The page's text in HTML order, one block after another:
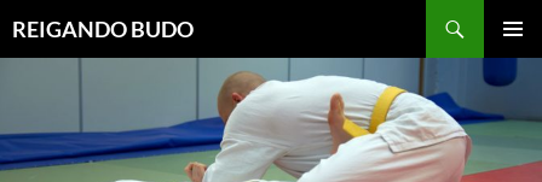
sisältöön
REIGANDO BUDO